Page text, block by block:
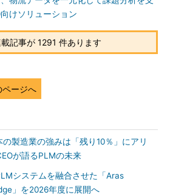
けソリューション
記事が 1291 件あります
ページへ
製造業の強みは「残り10％」にアリ
が語るPLMの未来
システムを融合させた「Aras
」を2026年度に展開へ